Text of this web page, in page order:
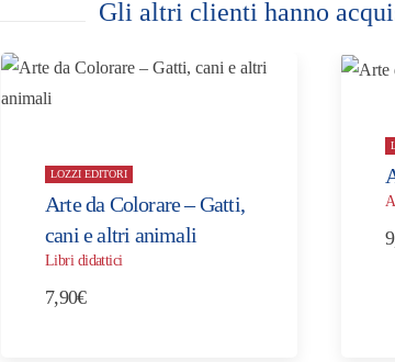
Gli altri clienti hanno
LOZZI EDITORI
Arte da Colorare – Gatti,
cani e altri animali
Libri didattici
7,90€